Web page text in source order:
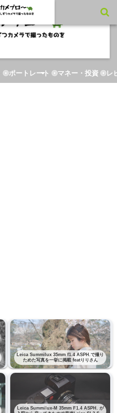
ポートレート マネー・投資 レ
Leica Summilux 35mm f1.4 ASPH.で撮り
ためた写真を一挙に掲載 featりりさん
Leica Summilux-M 35mm F1.4 ASPH. が